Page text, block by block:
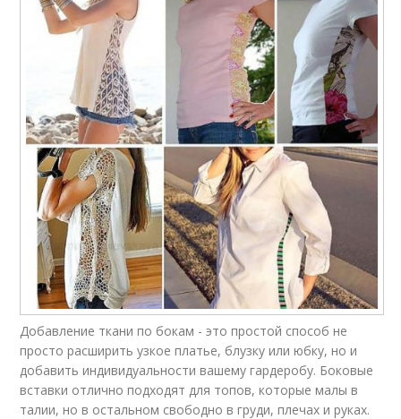
Добавление ткани по бокам - это простой способ не
просто расширить узкое платье, блузку или юбку, но и
добавить индивидуальности вашему гардеробу. Боковые
вставки отлично подходят для топов, которые малы в
талии, но в остальном свободно в груди, плечах и руках.